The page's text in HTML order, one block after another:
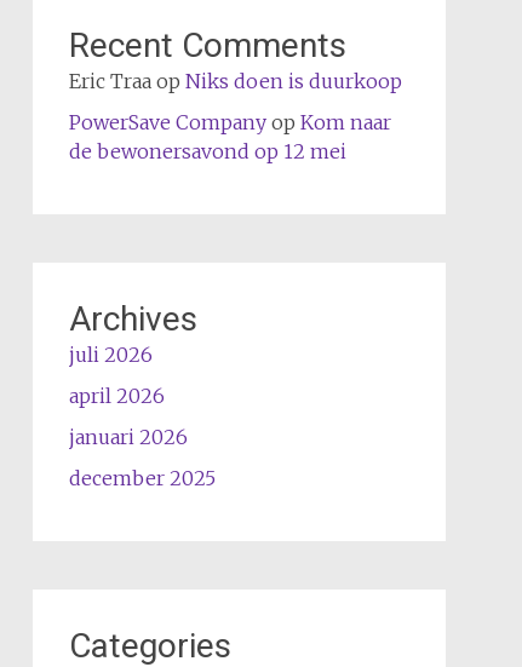
Recent Comments
Eric Traaop Niks doen is duurkoop
PowerSave Companyop Kom naar
de bewonersavond op 12 mei
Archives
juli 2026
april 2026
januari 2026
december 2025
Categories